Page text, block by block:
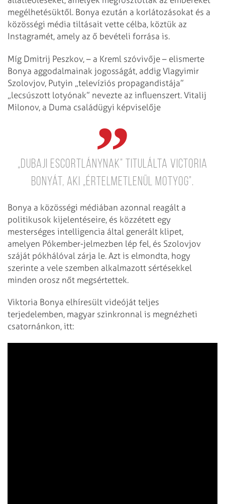
megélhetésüktől. Bonya ezután a korlátozásokat és a
közösségi média tiltásait vette célba, köztük az
Instagramét, amely az ő bevételi forrása is.
Míg Dmitrij Peszkov, – a Kreml szóvivője – elismerte
Bonya aggodalmainak jogosságát, addig Vlagyimir
Szolovjov, Putyin „televíziós propagandistája”
„lecsúszott lotyónak” nevezte az influenszert. Vitalij
Milonov, a Duma családügyi képviselője
„dubaji escortlánynak” titulálta Victoria
Bonyát, aki „értelmetlenül motyog”.
Bonya a közösségi médiában azonnal reagált a
politikusok kijelentéseire, és közzétett egy
mesterséges intelligencia által generált klipet,
amelyen Pókember-jelmezben lép fel, és Szolovjov
száját pókhálóval zárja le. Azt is elmondta, hogy
szerinte a vele szemben alkalmazott sértésekkel
minden orosz nőt megsértettek.
Viktoria Bonya elhíresült videóját teljes
terjedelemben, magyar szinkronnal is megnézheti
csatornánkon, itt: